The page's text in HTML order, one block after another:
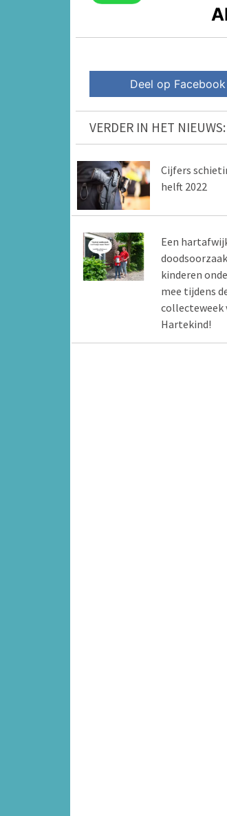
Deel op Facebook
VERDER IN HET NIEUWS:
Cijfers
helft 2022
Een
kinderen
mee tijdens
collecteweek
Hartekind!